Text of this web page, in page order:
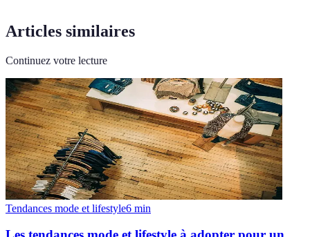
Articles similaires
Continuez votre lecture
Tendances mode et lifestyle6 min